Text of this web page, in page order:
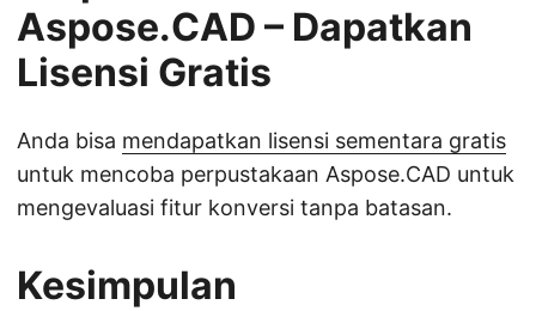
Aspose.CAD – Dapatkan
Lisensi Gratis
Anda bisa mendapatkan lisensi sementara gratis
untuk mencoba perpustakaan Aspose.CAD untuk
mengevaluasi fitur konversi tanpa batasan.
Kesimpulan